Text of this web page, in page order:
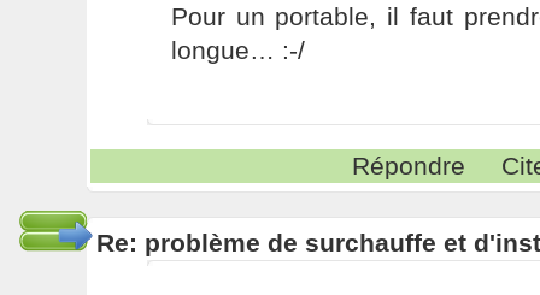
Pour un portable, il faut
longue… :-/
Répondre
Re: problème de surchauffe et